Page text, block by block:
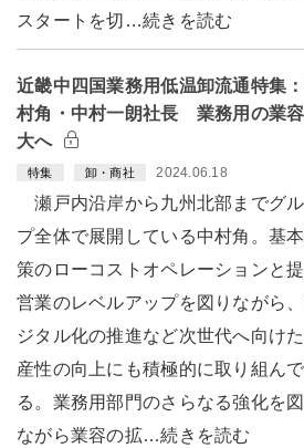
スタートを切…続きを読む
近畿中四国業務用低温卸流通特集
村角・中村一朗社長 業務用の業
大へ
特集 卸・商社 2024.06.18
瀬戸内沿岸から九州北部までグ
プ全体で展開している中村角。基
策のローコストオペレーションと
営業のレベルアップを図りながら
ジタル化の推進など次世代へ向け
産性の向上にも積極的に取り組ん
る。業務用部門のさらなる強化を図
ながら業容の拡…続きを読む